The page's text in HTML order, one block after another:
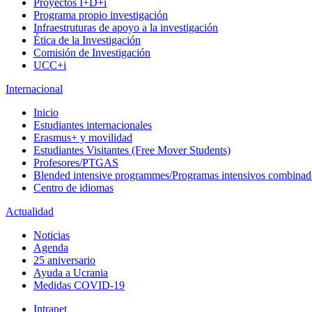
Proyectos I+D+i
Programa propio investigación
Infraestruturas de apoyo a la investigación
Ética de la Investigación
Comisión de Investigación
UCC+i
Internacional
Inicio
Estudiantes internacionales
Erasmus+ y movilidad
Estudiantes Visitantes (Free Mover Students)
Profesores/PTGAS
Blended intensive programmes/Programas intensivos
Centro de idiomas
Actualidad
Noticias
Agenda
25 aniversario
Ayuda a Ucrania
Medidas COVID-19
Intranet